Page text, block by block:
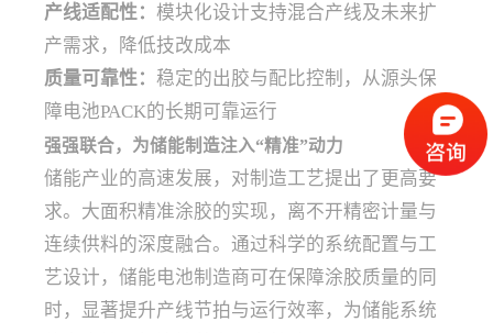
产线适配性：模块化设计支持混合产线及未来扩
产需求，降低技改成本
质量可靠性：稳定的出胶与配比控制，从源头保
障电池PACK的长期可靠运行
强强联合，为储能制造注入“精准”动力
储能产业的高速发展，对制造工艺提出了更高要
求。大面积精准涂胶的实现，离不开精密计量与
连续供料的深度融合。通过科学的系统配置与工
艺设计，储能电池制造商可在保障涂胶质量的同
时，显著提升产线节拍与运行效率，为储能系统